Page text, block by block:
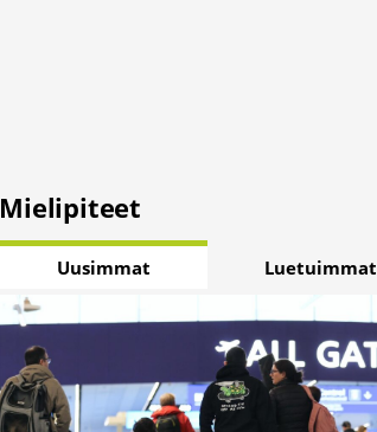
Mielipiteet
Uusimmat Luetuimmat